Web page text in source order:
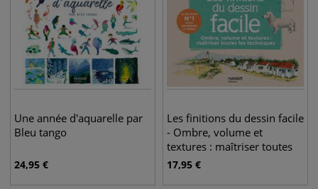
Une année d'aquarelle par
Bleu tango
24,95 €
Les finitions du dessin facile
- Ombre, volume et
textures : maîtriser toutes
les techniques
17,95 €